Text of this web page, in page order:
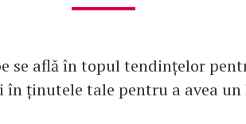
se află în topul tendințelor
în ținutele tale pentru a avea